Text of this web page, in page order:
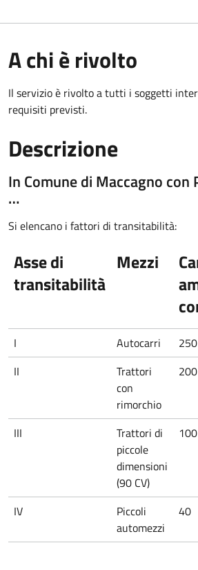
A chi è rivolto
Il servizio è rivolto a tutti i soggetti
requisiti previsti.
Descrizione
In Comune di Maccagno con
…
Si elencano i fattori di transitabilità:
Asse di
transitabilità
Mezzi
I Autocarri 250
II
Trattori
con
rimorchio
200
III
Trattori di
piccole
dimensioni
(90 CV)
100
IV
Piccoli
automezzi
40